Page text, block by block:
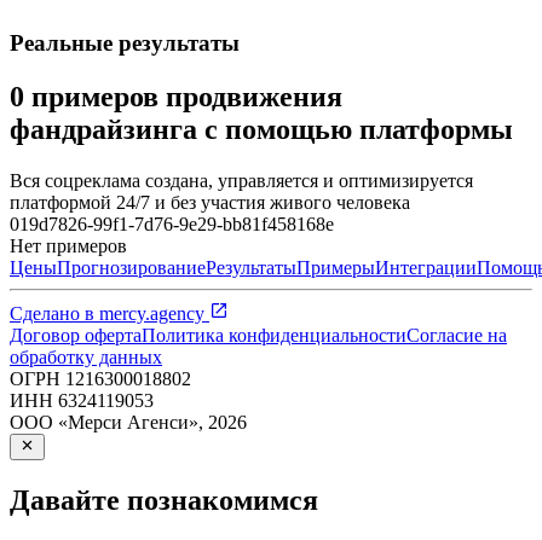
Реальные результаты
0 примеров продвижения
фандрайзинга с помощью платформы
Вся соцреклама создана, управляется и оптимизируется
платформой 24/7 и без участия живого человека
019d7826-99f1-7d76-9e29-bb81f458168e
Нет примеров
ЦеныПрогнозированиеРезультатыПримерыИнтеграции
Сделано в mercy.agency
Договор офертаПолитика конфиденциальностиСогласие на
обработку данных
ОГРН 1216300018802
ИНН 6324119053
ООО «Мерси Агенси», 2026
Давайте познакомимся